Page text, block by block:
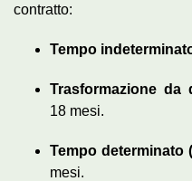
contratto:
Tempo
Trasformazione da
18 mesi.
Tempo determinato
mesi.